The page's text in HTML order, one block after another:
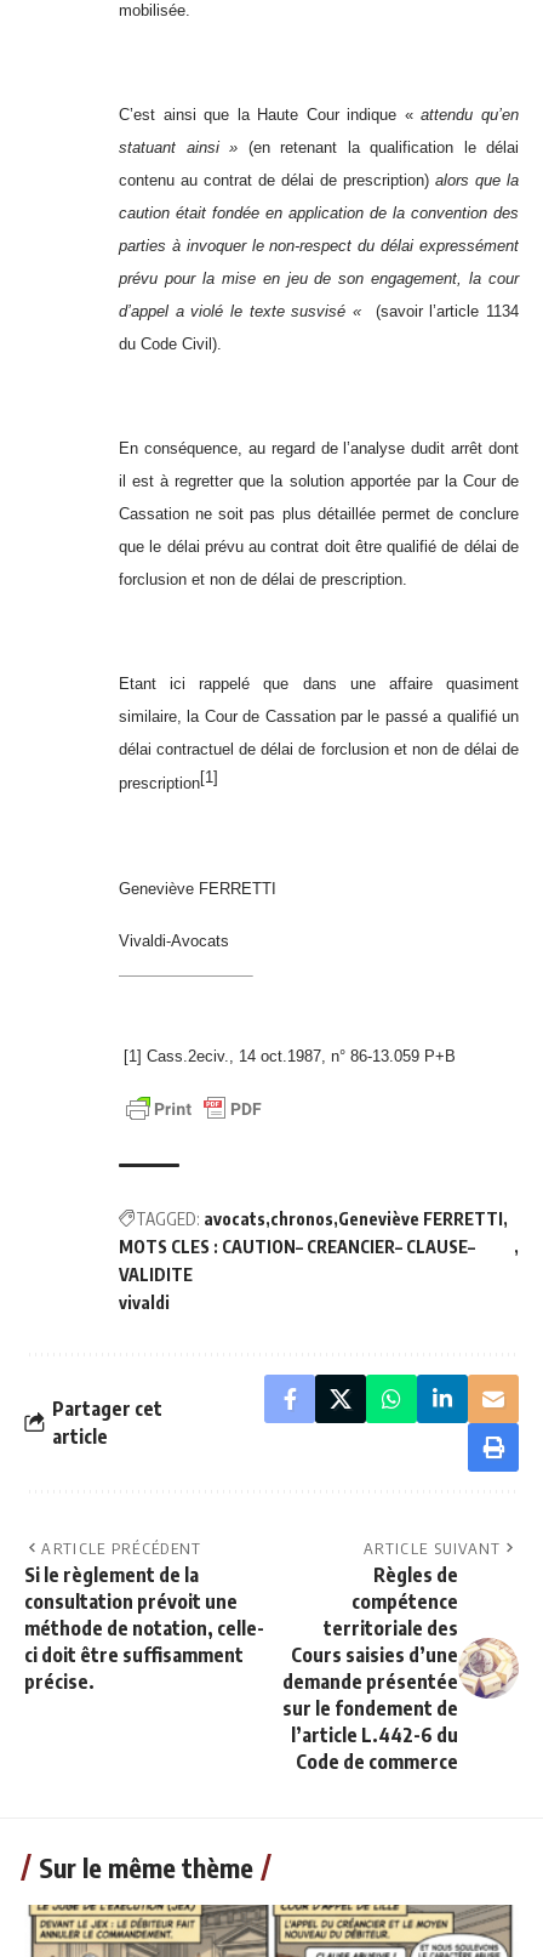
mobilisée.
C’est ainsi que la Haute Cour indique «attendu qu’en
statuant ainsi » (en retenant la qualification le délai
contenu au contrat de délai de prescription) alors que la
caution était fondée en application de la convention des
parties à invoquer le non-respect du délai expressément
prévu pour la mise en jeu de son engagement, la cour
d’appel a violé le texte susvisé «
(savoir l’article 1134
du Code Civil).
En conséquence, au regard de l’analyse dudit arrêt dont
il est à regretter que la solution apportée par la Cour de
Cassation ne soit pas plus détaillée permet de conclure
que le délai prévu au contrat doit être qualifié de délai de
forclusion et non de délai de prescription.
Etant ici rappelé que dans une affaire quasiment
similaire, la Cour de Cassation par le passé a qualifié un
délai contractuel de délai de forclusion et non de délai de
prescription[1]
Geneviève FERRETTI
Vivaldi-Avocats
[1] Cass.2eciv., 14 oct.1987, n° 86-13.059 P+B
TAGGED: avocats chronos Geneviève FERRETTI
MOTS CLES : CAUTION– CREANCIER– CLAUSE–
VALIDITE
vivaldi
Partager cet
article
ARTICLE PRÉCÉDENT
Si le règlement de la
consultation prévoit une
méthode de notation, celle-
ci doit être suffisamment
précise.
ARTICLE SUIVANT
Règles de
compétence
territoriale des
Cours saisies d’une
demande présentée
sur le fondement de
l’article L.442-6 du
Code de commerce
Sur le même thème